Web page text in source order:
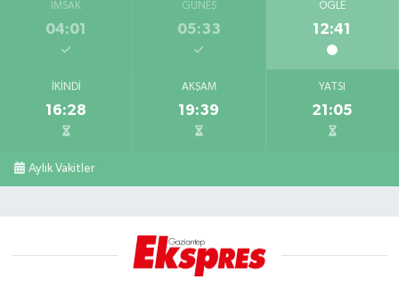
İMSAK
04:01
GÜNEŞ
05:33
ÖĞLE
12:41
İKINDI
16:28
AKŞAM
19:39
YATSI
21:05
Aylık Vakitler